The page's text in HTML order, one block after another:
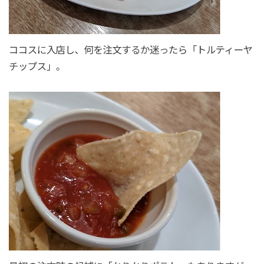
ココスに入店し、何を注文するか迷ったら「トルティーヤ
チップス」。